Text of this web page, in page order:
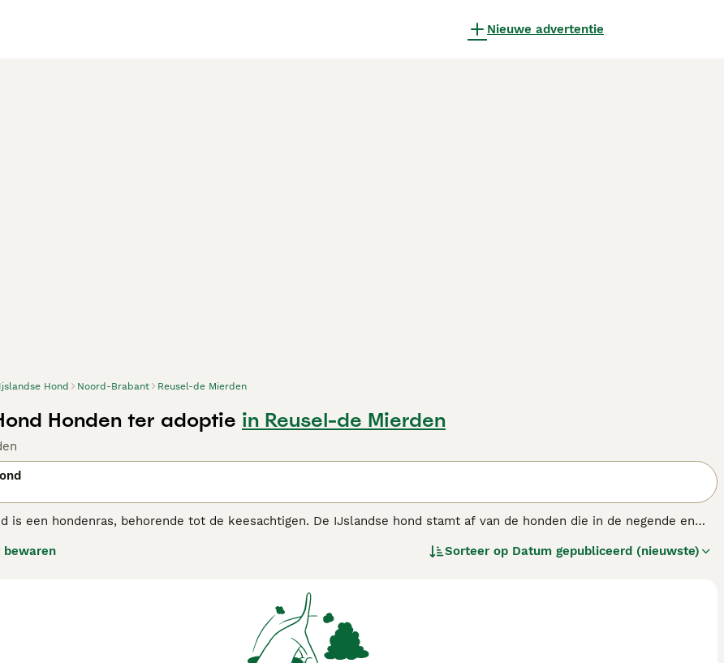
Nieuwe advertentie
Ijslandse Hond Noord-Brabant Reusel-de Mierden
Honden ter adoptie in Reusel-de Mierden
is een hondenras, behorende tot de keesachtigen. De IJslandse hond stamt af van de honden die in de negende en
bewaren Sorteer op Datum gepubliceerd (nieuwste)